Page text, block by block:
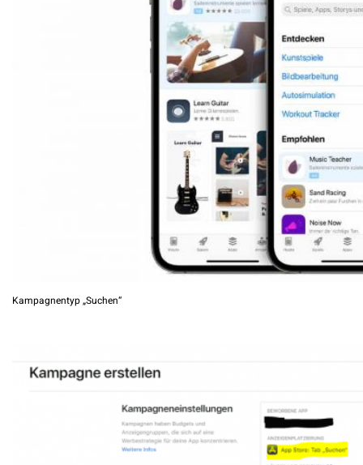
Kampagnentyp „Suchen“